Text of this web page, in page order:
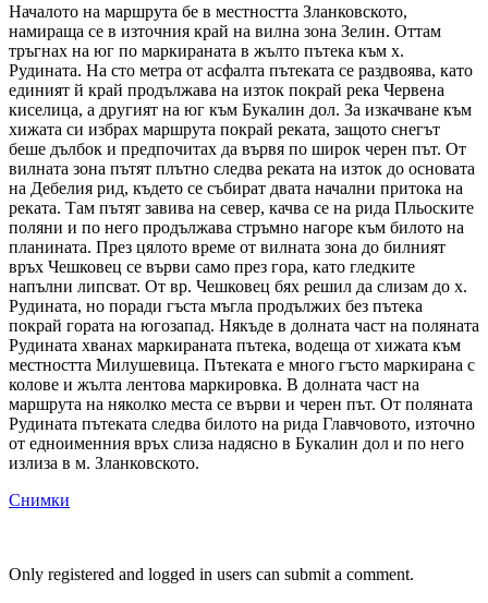
Началото на маршрута бе в местността Зланковското,
намираща се в източния край на вилна зона Зелин. Оттам
тръгнах на юг по маркираната в жълто пътека към х.
Рудината. На сто метра от асфалта пътеката се раздвоява, като
единият й край продължава на изток покрай река Червена
киселица, а другият на юг към Букалин дол. За изкачване към
хижата си избрах маршрута покрай реката, защото снегът
беше дълбок и предпочитах да вървя по широк черен път. От
вилната зона пътят плътно следва реката на изток до основата
на Дебелия рид, където се събират двата начални притока на
реката. Там пътят завива на север, качва се на рида Пльоските
поляни и по него продължава стръмно нагоре към билото на
планината. През цялото време от вилната зона до билният
връх Чешковец се върви само през гора, като гледките
напълни липсват. От вр. Чешковец бях решил да слизам до х.
Рудината, но поради гъста мъгла продължих без пътека
покрай гората на югозапад. Някъде в долната част на поляната
Рудината хванах маркираната пътека, водеща от хижата към
местността Милушевица. Пътеката е много гъсто маркирана с
колове и жълта лентова маркировка. В долната част на
маршрута на няколко места се върви и черен път. От поляната
Рудината пътеката следва билото на рида Главчовото, източно
от едноименния връх слиза надясно в Букалин дол и по него
излиза в м. Зланковското.
Снимки
Only registered and logged in users can submit a comment.